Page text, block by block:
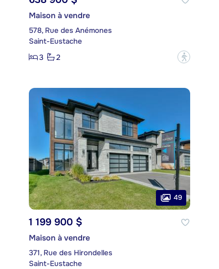
Maison à vendre
578, Rue des Anémones
Saint-Eustache
3
2 ?
49
1 199 900 $
Maison à vendre
371, Rue des Hirondelles
Saint-Eustache